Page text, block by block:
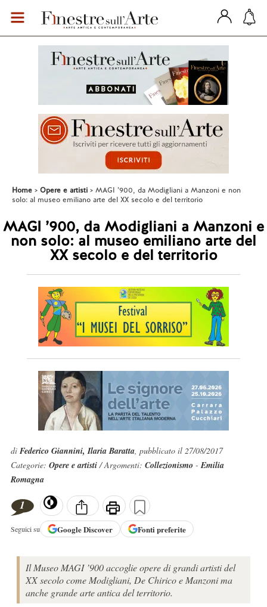
Home Opere e artisti
MAGI ’900, da Modigliani a Manzoni e non
solo: al museo emiliano arte del XX secolo e del territorio
MAGI ’900, da Modigliani a Manzoni e
non solo: al museo emiliano arte del
XX secolo e del territorio
di Federico Giannini, Ilaria Baratta, pubblicato il 27/08/2017
Categorie: Opere e artisti/ Argomenti: Collezionismo -Emilia
Romagna
1
Seguici su GoogleDiscover Fonti preferite
Il Museo MAGI ’900 accoglie opere di grandi artisti del
XX secolo come Modigliani, De Chirico e Manzoni ma
anche grande arte antica del territorio.